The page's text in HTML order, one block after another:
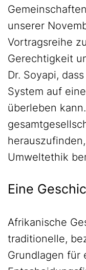
unserer
Vortragsreihe
Gerechtigkeit
Dr. Soyapi,
System auf
überleben
Umweltethik
Eine
Afrikanische
traditionelle,
Grundlagen für